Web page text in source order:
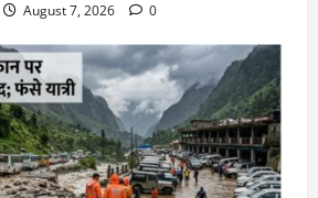
August 7, 2026 0